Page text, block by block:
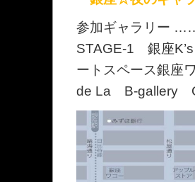
参加ギャラリー
STAGE-1 銀座
ートスペース銀
de La B-gallery